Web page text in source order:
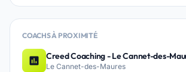
COACHS À PROXIMITÉ
Creed Coaching - Le Cannet-des-
Le Cannet-des-Maures